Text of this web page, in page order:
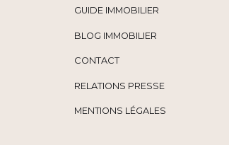
GUIDE IMMOBILIER
BLOG IMMOBILIER
CONTACT
RELATIONS PRESSE
MENTIONS LÉGALES